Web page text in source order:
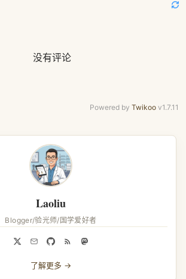
没有评论
Powered by Twikoo v1.7.11
Laoliu
Blogger/验光师/国学爱好者
了解更多 →